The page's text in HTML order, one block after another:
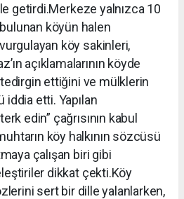
getirdi.Merkeze yalnızca 10
köyün halen
köy sakinleri,
açıklamalarının köyde
ettiğini ve mülklerin
etti. Yapılan
edin” çağrısının kabul
köy halkının sözcüsü
çalışan biri gibi
dikkat çekti.Köy
sert bir dille yalanlarken,